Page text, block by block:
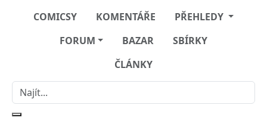
COMICSY KOMENTÁŘE
PŘEHLEDY
FORUM
BAZAR
SBÍRKY
ČLÁNKY